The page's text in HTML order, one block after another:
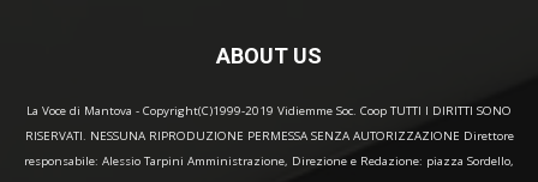
ABOUT US
La Voce di Mantova - Copyright(C)1999-2019 Vidiemme Soc. Coop TUTTI I DIRITTI SONO
RISERVATI. NESSUNA RIPRODUZIONE PERMESSA SENZA AUTORIZZAZIONE Direttore
responsabile: Alessio Tarpini Amministrazione, Direzione e Redazione: piazza Sordello,